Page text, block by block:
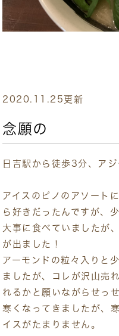
2020.11.25更新
念願の
日吉駅から徒歩3分、アジ
アイスのピノのアソート
ら好きだったんですが、
大事に食べていましたが
が出ました！
アーモンドの粒々入りと
ましたが、コレが沢山売
れるかと願いながらせっ
寒くなってきましたが、
イスがたまりません。